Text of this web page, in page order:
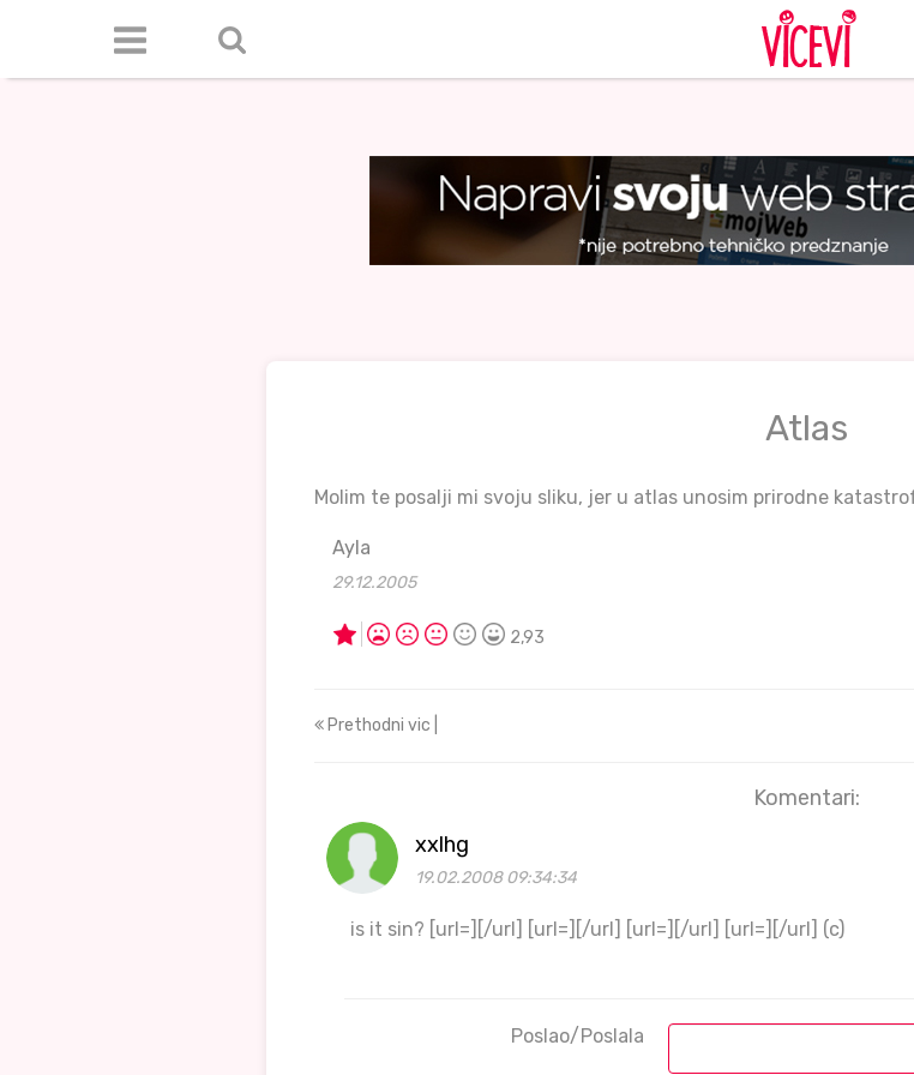
Atlas
Molim te posalji mi svoju sliku, jer u atlas unosim prirodne
Ayla
29.12.2005
2,93
Prethodni vic |
Komentari:
xxlhg
19.02.2008 09:34:34
is it sin? [url=][/url] [url=][/url] [url=][/url] [url=][/url] (c)
Poslao/Poslala